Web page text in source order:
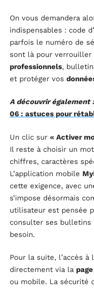
On vous demandera
indispensables : code
parfois le numéro de
sont là pour verrouiller
professionnels,
et protéger vos
A découvrir également :
06 : astuces pour
Un clic sur « Activer
Il reste à choisir un
chiffres, caractères
L’application mobile
cette exigence, avec
s’impose désormais
utilisateur est pensée
consulter ses bulletins
besoin.
Pour la suite, l’accès à
directement via la
ou mobile. La sécurité